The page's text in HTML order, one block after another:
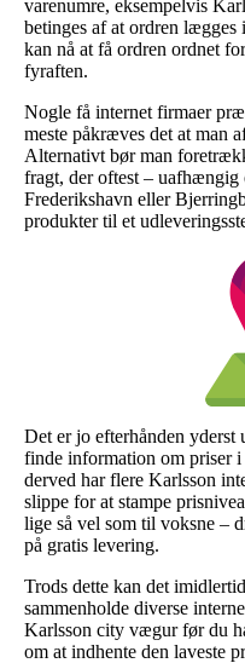
varenumre, eksempelvis
betinges af at ordren
kan nå at få ordren ordnet
fyraften.
Nogle få internet firmaer
meste påkræves det at man
Alternativt bør man
fragt, der oftest –
Frederikshavn eller
produkter til et
Det er jo efterhånden
finde information om priser
derved har flere Karlsson
slippe for at stampe
lige så vel som til voksne –
på gratis levering.
Trods dette kan det
sammenholde diverse
Karlsson city vægur før du
om at indhente den laveste